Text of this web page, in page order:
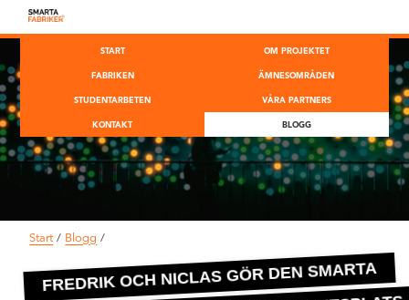
START OM PROJEKTET
FABRIKEN ÄMNESOMRÅDEN
STUDENTARBETEN VÅRA PARTNERS
KONTAKT BLOGG
Start / Blogg /
FREDRIK OCH NICLAS GÖR DEN SMARTA